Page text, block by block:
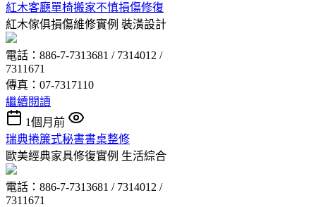
紅木客廳單椅搬家不慎損傷修復
紅木傢俱損傷維修實例 裝潢設計
電話：886-7-7313681 / 7314012 /
7311671
傳真：07-7317110
繼續閱讀
1個月前
瑞典捲簾式秘書書桌整修
歐美經典家具修復實例 生活綜合
電話：886-7-7313681 / 7314012 /
7311671